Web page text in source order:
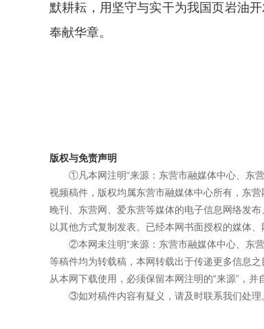
默耕耘，用坚守与实干为我国页岩油
奉献华章。
版权与免责声明
①凡本网注明“来源：东营市融媒体中心、东
视频稿件，版权均属东营市融媒体中心所有，东
晚刊、东营网、爱东营等媒体的电子信息网络发
以其他方式复制发表。已经本网书面授权的媒体
②本网未注明“来源：东营市融媒体中心、东
等稿件均为转载稿，本网转载出于传递更多信息
从本网下载使用，必须保留本网注明的“来源”，
③如对稿件内容有疑义，请及时联系我们处理